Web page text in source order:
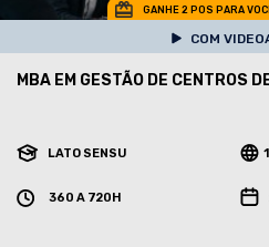
GANHE 2 POS PARA
COM
MBA EM GESTÃO DE CENTROS
LATO SENSU
360 A 720H